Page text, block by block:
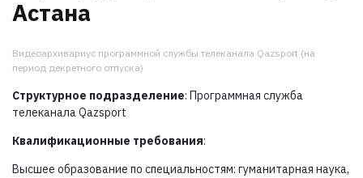
Астана
Видеоархивариус программной службы телеканала Qazsport (на
период декретного отпуска)
Структурное подразделение: Программная служба
телеканала Qazsport
Квалификационные требования:
Высшее образование по специальностям: гуманитарная наука,